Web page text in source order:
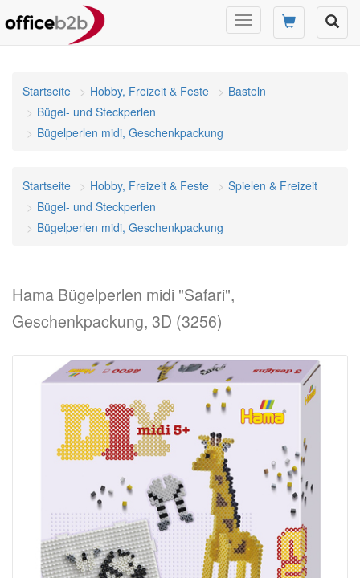
Navigation
umschalten
Startseite Hobby, Freizeit & Feste
Basteln
Bügel- und Steckperlen
Bügelperlen midi, Geschenkpackung
Startseite Hobby, Freizeit & Feste
Spielen & Freizeit
Bügel- und Steckperlen
Bügelperlen midi, Geschenkpackung
Hama Bügelperlen midi "Safari",
Geschenkpackung, 3D (3256)